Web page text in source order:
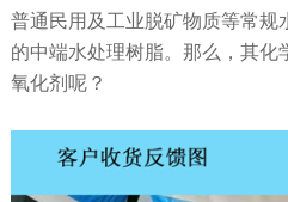
普通民用及工业脱矿物质等常规
的中端水处理树脂。那么，其化
氧化剂呢？